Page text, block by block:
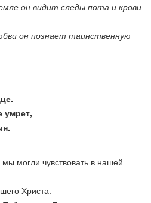
он видит следы пота и крови
он познает таинственную
умрет,
могли чувствовать в нашей
Христа.